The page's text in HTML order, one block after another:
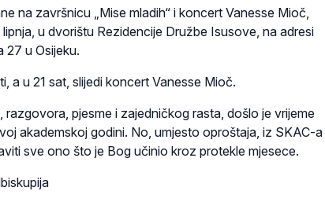
na završnicu „Mise mladih“ i koncert Vanesse Mioč,
u dvorištu Rezidencije Družbe Isusove, na adresi
27 u Osijeku.
a u 21 sat, slijedi koncert Vanesse Mioč.
pjesme i zajedničkog rasta, došlo je vrijeme
akademskoj godini. No, umjesto oproštaja, iz SKAC-a
sve ono što je Bog učinio kroz protekle mjesece.